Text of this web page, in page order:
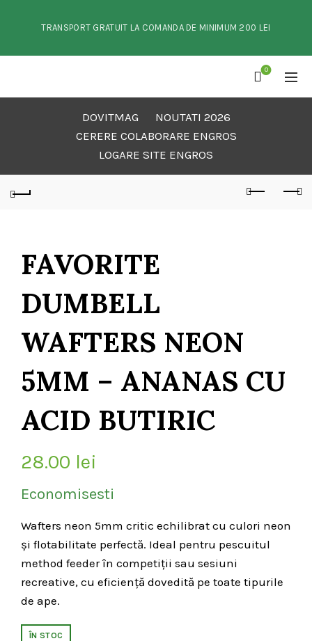
TRANSPORT GRATUIT LA COMANDA DE MINIMUM 200 LEI
0
DOVITMAG
NOUTATI 2026
CERERE COLABORARE ENGROS
LOGARE SITE ENGROS
FAVORITE
DUMBELL
WAFTERS NEON
5MM – ANANAS CU
ACID BUTIRIC
28.00 lei
Economisesti
Wafters neon 5mm critic echilibrat cu culori neon
și flotabilitate perfectă. Ideal pentru pescuitul
method feeder în competiții sau sesiuni
recreative, cu eficiență dovedită pe toate tipurile
de ape.
ÎN STOC